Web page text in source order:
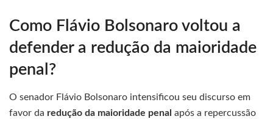
Como Flávio Bolsonaro voltou a
defender a redução da maioridade
penal?
O senador Flávio Bolsonaro intensificou seu discurso em
favor da redução da maioridade penal após a repercussão